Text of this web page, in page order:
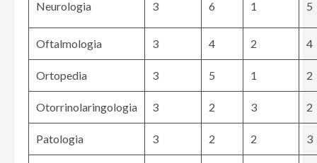
Neurologia 3 6 1 5
Oftalmologia 3 4 2 4
Ortopedia 3 5 1 2
Otorrinolaringologia 3 2 3 2
Patologia 3 2 2 3